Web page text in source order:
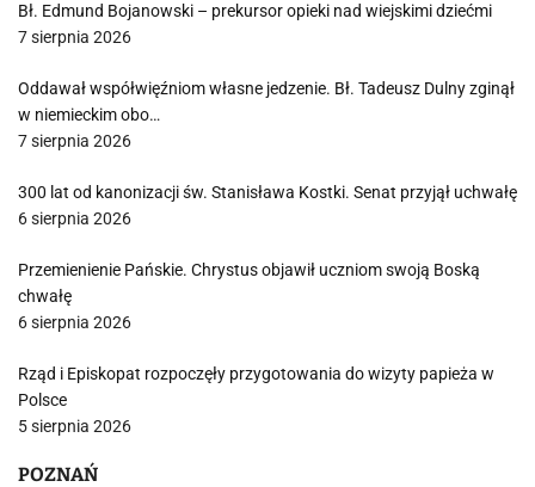
Bł. Edmund Bojanowski – prekursor opieki nad wiejskimi dziećmi
7 sierpnia 2026
Oddawał współwięźniom własne jedzenie. Bł. Tadeusz Dulny zginął
w niemieckim obo…
7 sierpnia 2026
300 lat od kanonizacji św. Stanisława Kostki. Senat przyjął uchwałę
6 sierpnia 2026
Przemienienie Pańskie. Chrystus objawił uczniom swoją Boską
chwałę
6 sierpnia 2026
Rząd i Episkopat rozpoczęły przygotowania do wizyty papieża w
Polsce
5 sierpnia 2026
POZNAŃ